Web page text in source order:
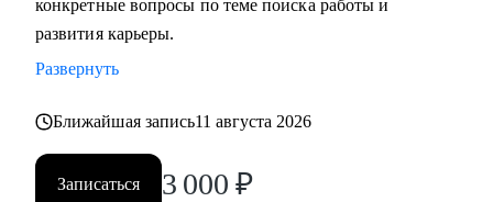
конкретные вопросы по теме поиска работы и
развития карьеры.
Развернуть
Ближайшая запись11 августа 2026
Записаться 3 000 ₽